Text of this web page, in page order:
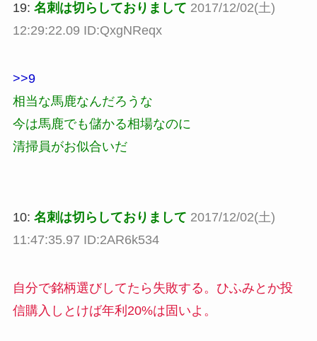
19: 名刺は切らしておりまして 2017/12/02(土)
12:29:22.09 ID:QxgNReqx
>>9
相当な馬鹿なんだろうな
今は馬鹿でも儲かる相場なのに
清掃員がお似合いだ
10: 名刺は切らしておりまして 2017/12/02(土)
11:47:35.97 ID:2AR6k534
自分で銘柄選びしてたら失敗する。ひふみとか投
信購入しとけば年利20%は固いよ。